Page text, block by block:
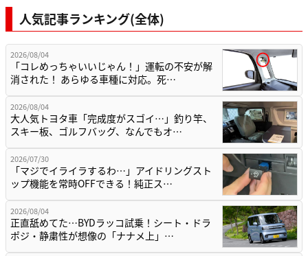
人気記事ランキング(全体)
2026/08/04
「コレめっちゃいいじゃん！」運転の不安が解
消された！ あらゆる車種に対応。死…
2026/08/04
大人気トヨタ車「完成度がスゴイ…」釣り竿、
スキー板、ゴルフバッグ、なんでもオ…
2026/07/30
「マジでイライラするわ…」アイドリングスト
ップ機能を常時OFFできる！純正ス…
2026/08/04
正直舐めてた…BYDラッコ試乗！シート・ドラ
ポジ・静粛性が想像の「ナナメ上」…